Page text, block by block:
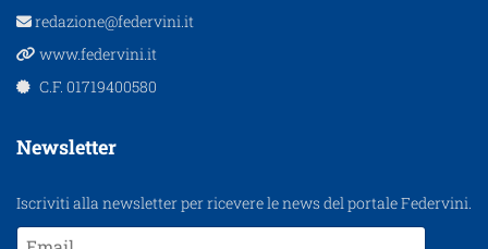
redazione@federvini.it
www.federvini.it
C.F. 01719400580
Newsletter
Iscriviti alla newsletter per ricevere le news del portale Federvini.